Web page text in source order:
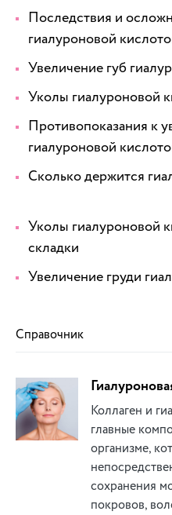
Последствия и
гиалуроновой
Увеличение губ
Уколы гиалуроновой
Противопоказания к
гиалуроновой
Сколько держится
Уколы гиалуроновой
складки
Увеличение груди
Справочник
Коллаген и
главные
организме,
сохранения
покровов,